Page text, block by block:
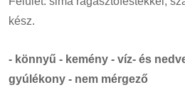
kész.
- könnyű - kemény - víz- és
gyúlékony - nem mérgező